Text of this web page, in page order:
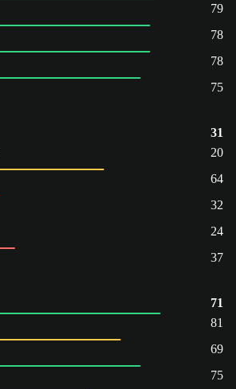
79
78
78
75
31
20
64
32
24
37
71
81
69
75